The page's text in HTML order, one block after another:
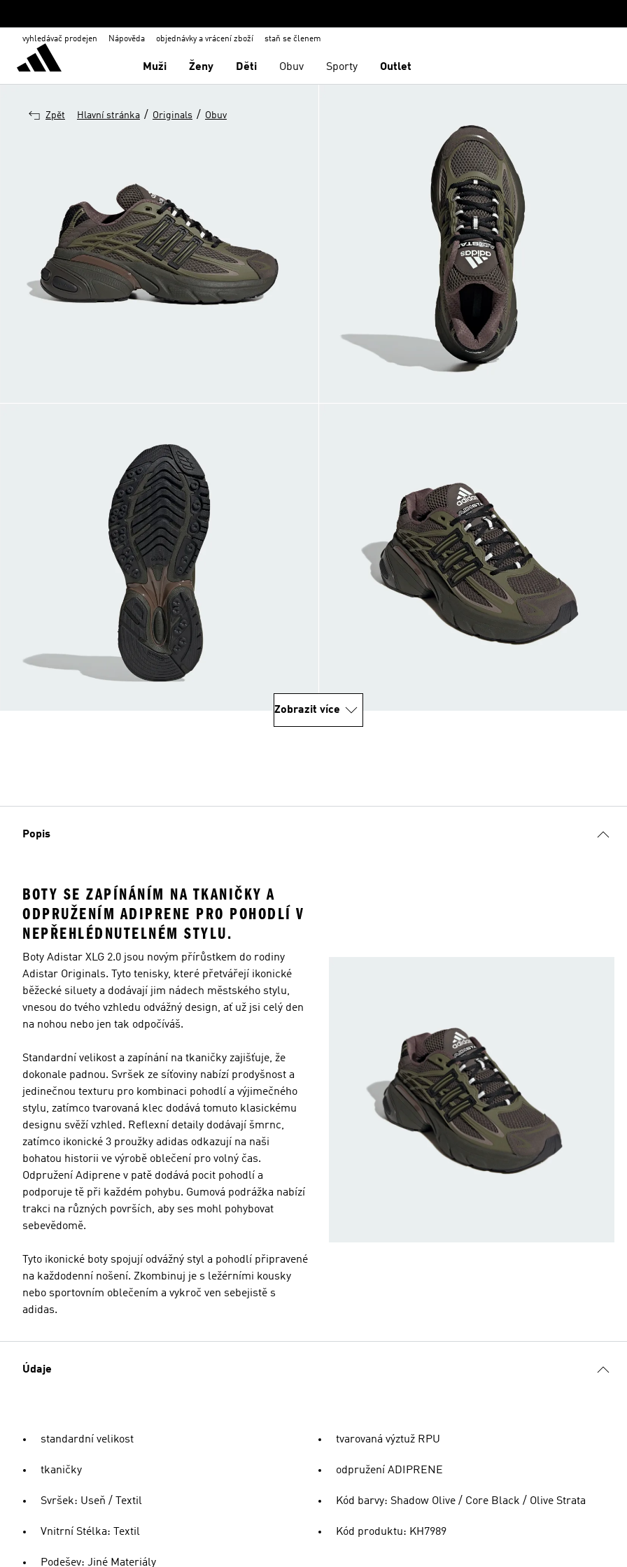
vyhledávač prodejen Nápověda objednávky a vrácení zboží staň se členem
Muži Ženy Děti Obuv Sporty Outlet
Zpět Hlavní stránka / Originals / Obuv
Zobrazit více
Popis
BOTY SE ZAPÍNÁNÍM NA TKANIČKY A
ODPRUŽENÍM ADIPRENE PRO POHODLÍ V
NEPŘEHLÉDNUTELNÉM STYLU.
Boty Adistar XLG 2.0 jsou novým přírůstkem do rodiny
Adistar Originals. Tyto tenisky, které přetvářejí ikonické
běžecké siluety a dodávají jim nádech městského stylu,
vnesou do tvého vzhledu odvážný design, ať už jsi celý den
na nohou nebo jen tak odpočíváš.
Standardní velikost a zapínání na tkaničky zajišťuje, že
dokonale padnou. Svršek ze síťoviny nabízí prodyšnost a
jedinečnou texturu pro kombinaci pohodlí a výjimečného
stylu, zatímco tvarovaná klec dodává tomuto klasickému
designu svěží vzhled. Reflexní detaily dodávají šmrnc,
zatímco ikonické 3 proužky adidas odkazují na naši
bohatou historii ve výrobě oblečení pro volný čas.
Odpružení Adiprene v patě dodává pocit pohodlí a
podporuje tě při každém pohybu. Gumová podrážka nabízí
trakci na různých površích, aby ses mohl pohybovat
sebevědomě.
Tyto ikonické boty spojují odvážný styl a pohodlí připravené
na každodenní nošení. Zkombinuj je s ležérními kousky
nebo sportovním oblečením a vykroč ven sebejistě s
adidas.
Údaje
standardní velikost
tkaničky
Svršek: Useň / Textil
Vnitrní Stélka: Textil
Podešev: Jiné Materiály
tvarovaná výztuž RPU
odpružení ADIPRENE
Kód barvy: Shadow Olive / Core Black / Olive Strata
Kód produktu: KH7989